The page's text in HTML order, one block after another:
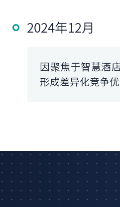
2024年12月
因聚焦于智慧酒
形成差异化竞争
助力‌全球排名第
锦江作为GPP